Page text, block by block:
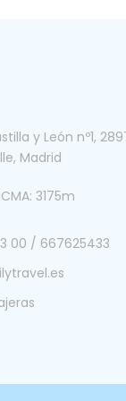
y León nº1,
Madrid
3175m
00 / 667625433